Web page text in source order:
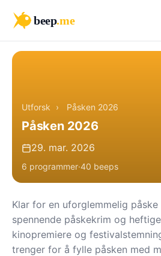
beep.me
Utforsk › Påsken 2026
Påsken 2026
29. mar. 2026
6 programmer·40 beeps
Klar for en uforglemmelig påske
spennende påskekrim og
kinopremiere og
trenger for å fylle påsken med